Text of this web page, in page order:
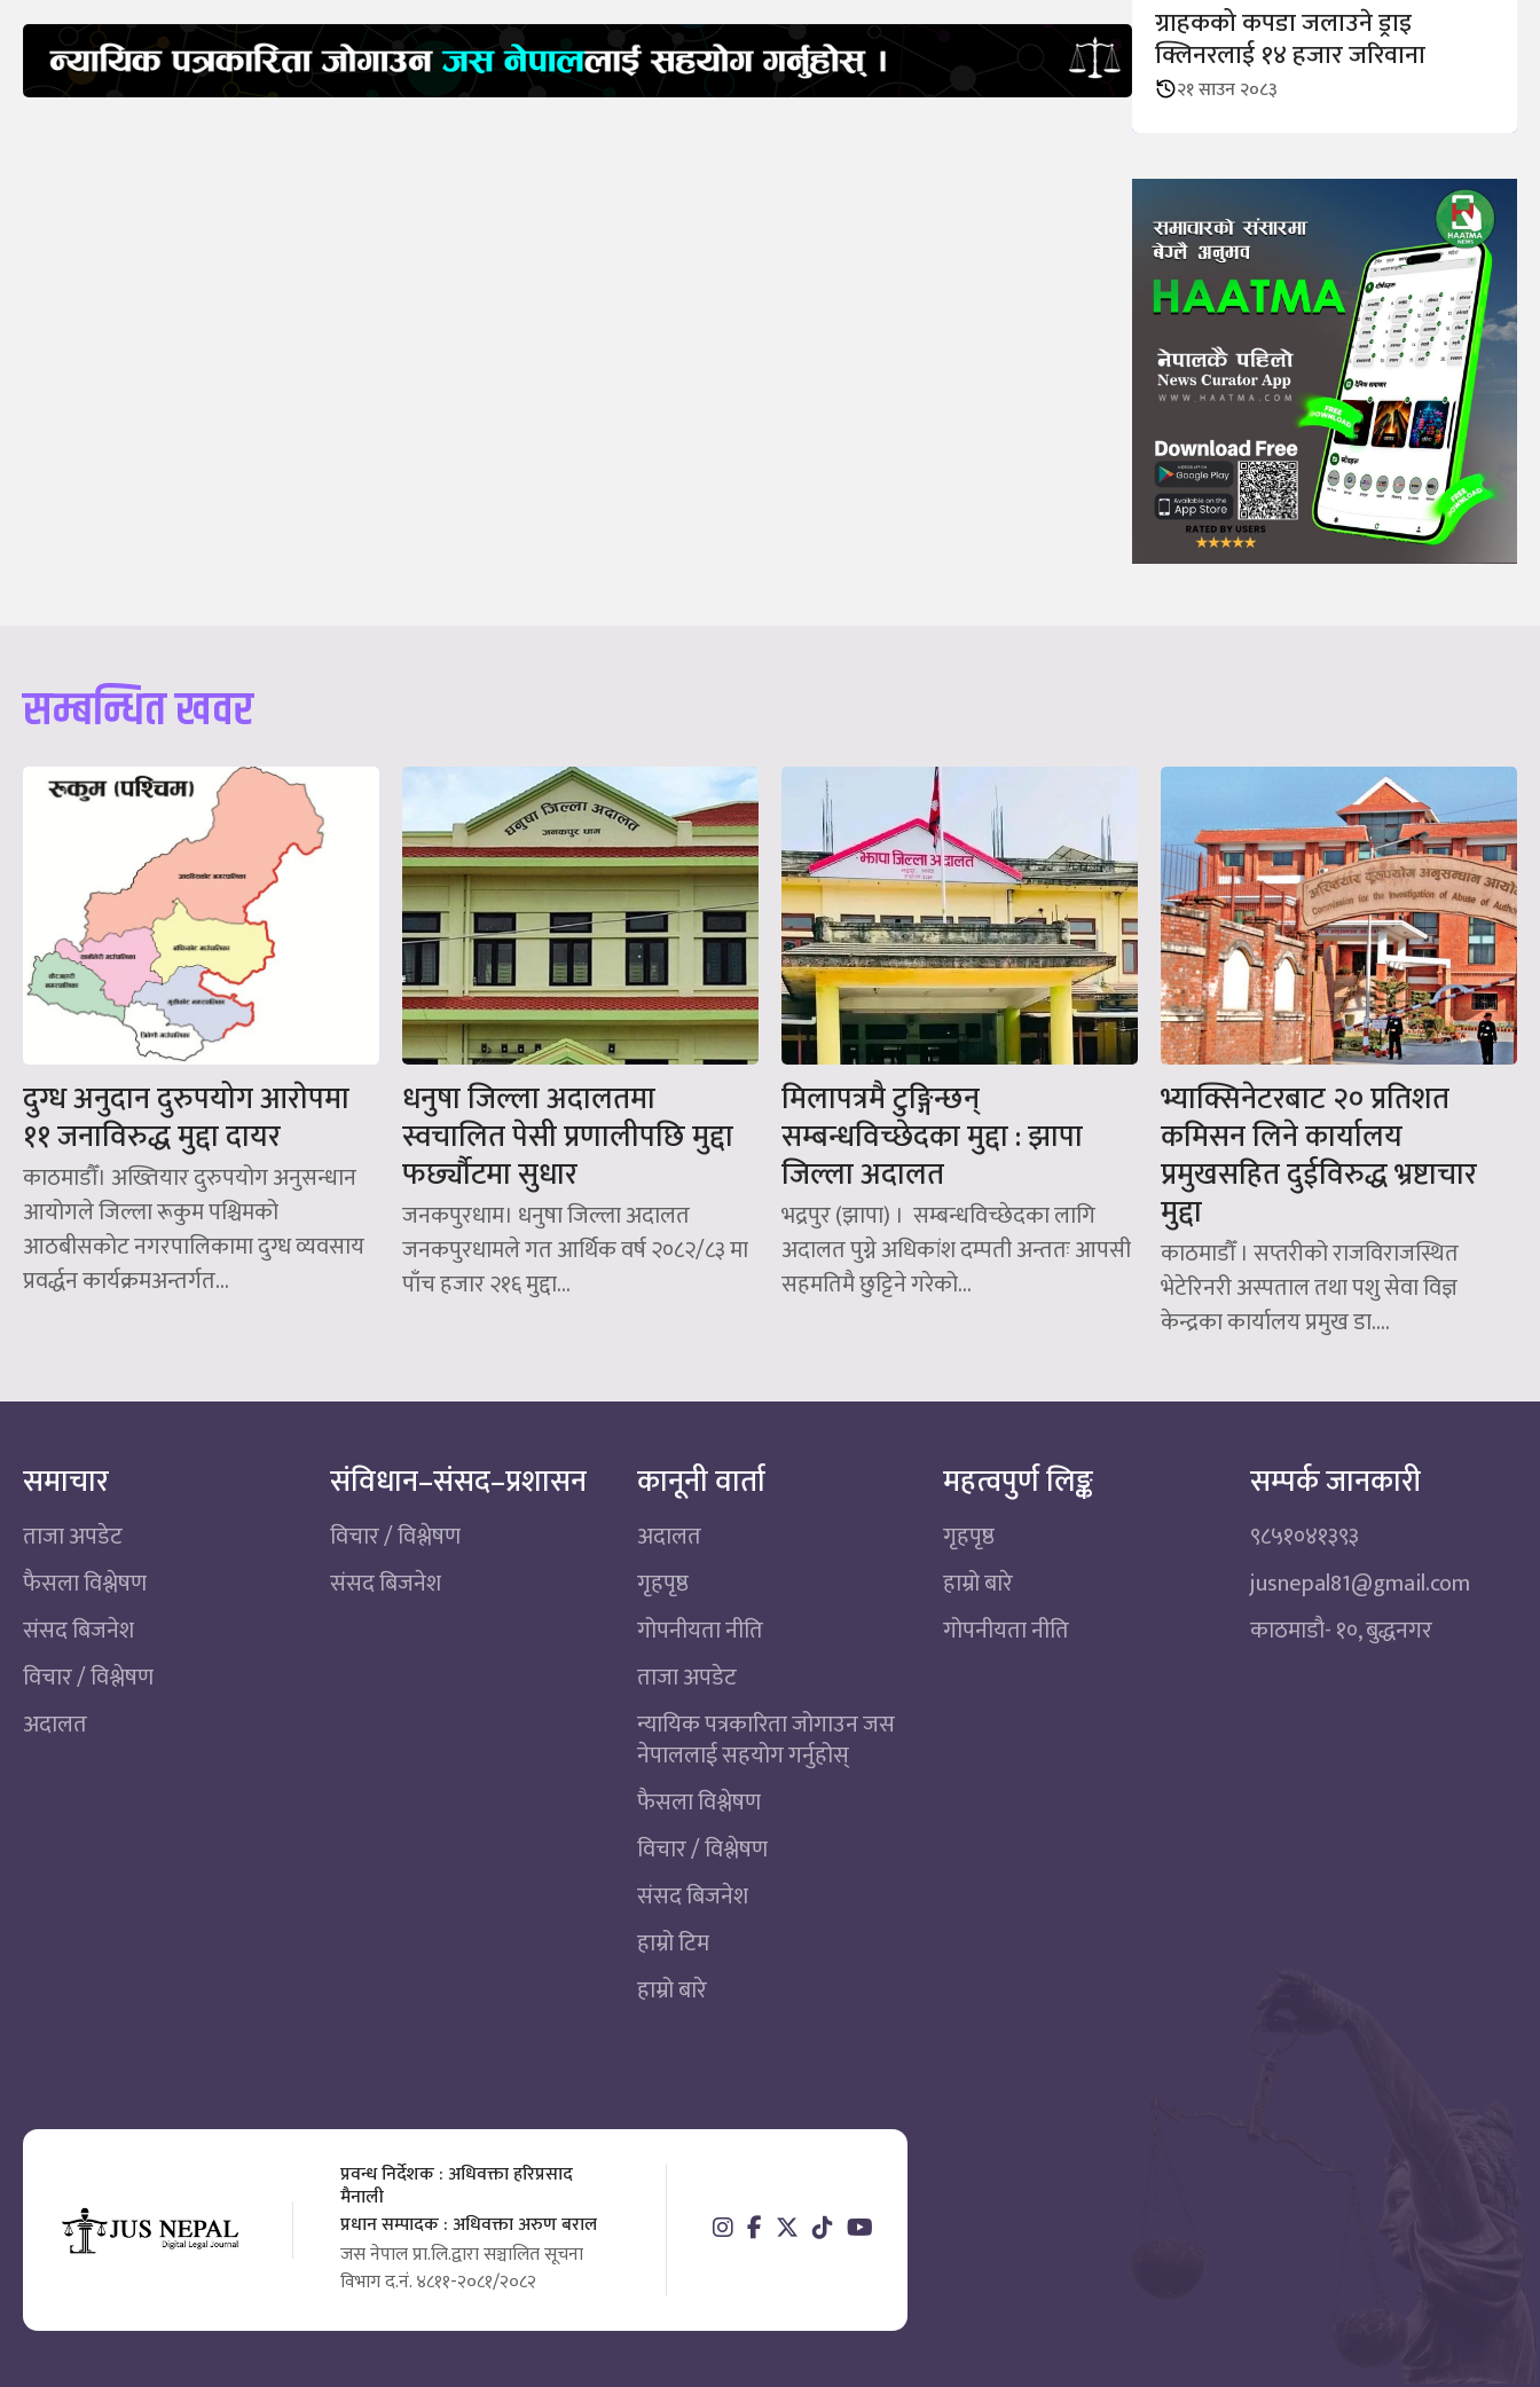
ग्राहकको कपडा जलाउने ड्राइ
क्लिनरलाई १४ हजार जरिवाना
२१ साउन २०८३
सम्बन्धित खवर
दुग्ध अनुदान दुरुपयोग आराेपमा
११ जनाविरुद्ध मुद्दा दायर
काठमाडौँ। अख्तियार दुरुपयोग अनुसन्धान
आयोगले जिल्ला रूकुम पश्चिमको
आठबीसकोट नगरपालिकामा दुग्ध व्यवसाय
प्रवर्द्धन कार्यक्रमअन्तर्गत...
धनुषा जिल्ला अदालतमा
स्वचालित पेसी प्रणालीपछि मुद्दा
फर्छ्यौटमा सुधार
जनकपुरधाम। धनुषा जिल्ला अदालत
जनकपुरधामले गत आर्थिक वर्ष २०८२/८३ मा
पाँच हजार २१६ मुद्दा...
मिलापत्रमै टुङ्गिन्छन्
सम्बन्धविच्छेदका मुद्दा : झापा
जिल्ला अदालत
भद्रपुर (झापा) । सम्बन्धविच्छेदका लागि
अदालत पुग्ने अधिकांश दम्पती अन्ततः आपसी
सहमतिमै छुट्टिने गरेको...
भ्याक्सिनेटरबाट २० प्रतिशत
कमिसन लिने कार्यालय
प्रमुखसहित दुईविरुद्ध भ्रष्टाचार
मुद्दा
काठमाडौँ । सप्तरीको राजविराजस्थित
भेटेरिनरी अस्पताल तथा पशु सेवा विज्ञ
केन्द्रका कार्यालय प्रमुख डा....
समाचार
ताजा अपडेट
फैसला विश्लेषण
संसद बिजनेश
विचार / विश्लेषण
अदालत
संविधान–संसद–प्रशासन
विचार / विश्लेषण
संसद बिजनेश
कानूनी वार्ता
अदालत
गृहपृष्ठ
गोपनीयता नीति
ताजा अपडेट
न्यायिक पत्रकारिता जोगाउन जस
नेपाललाई सहयोग गर्नुहोस्
फैसला विश्लेषण
विचार / विश्लेषण
संसद बिजनेश
हाम्रो टिम
हाम्रो बारे
महत्वपुर्ण लिङ्क
गृहपृष्ठ
हाम्रो बारे
गोपनीयता नीति
सम्पर्क जानकारी
९८५१०४१३९३
jusnepal81@gmail.com
काठमाडाै‌- १०, बुद्धनगर
प्रवन्ध निर्देशक : अधिवक्ता हरिप्रसाद
मैनाली
प्रधान सम्पादक : अधिवक्ता अरुण बराल
जस नेपाल प्रा.लि.द्वारा सञ्चालित सूचना
विभाग द.नं. ४८११-२०८१/२०८२